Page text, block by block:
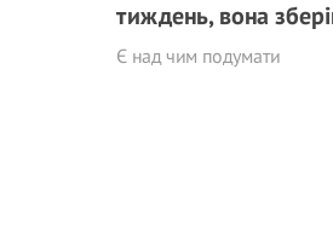
тиждень, вона
Є над чим подумати